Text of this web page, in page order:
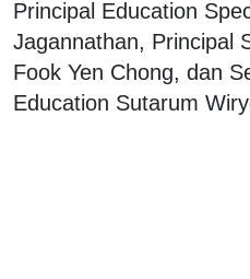
Principal Education
Jagannathan, Principal
Fook Yen Chong, dan
Education Sutarum